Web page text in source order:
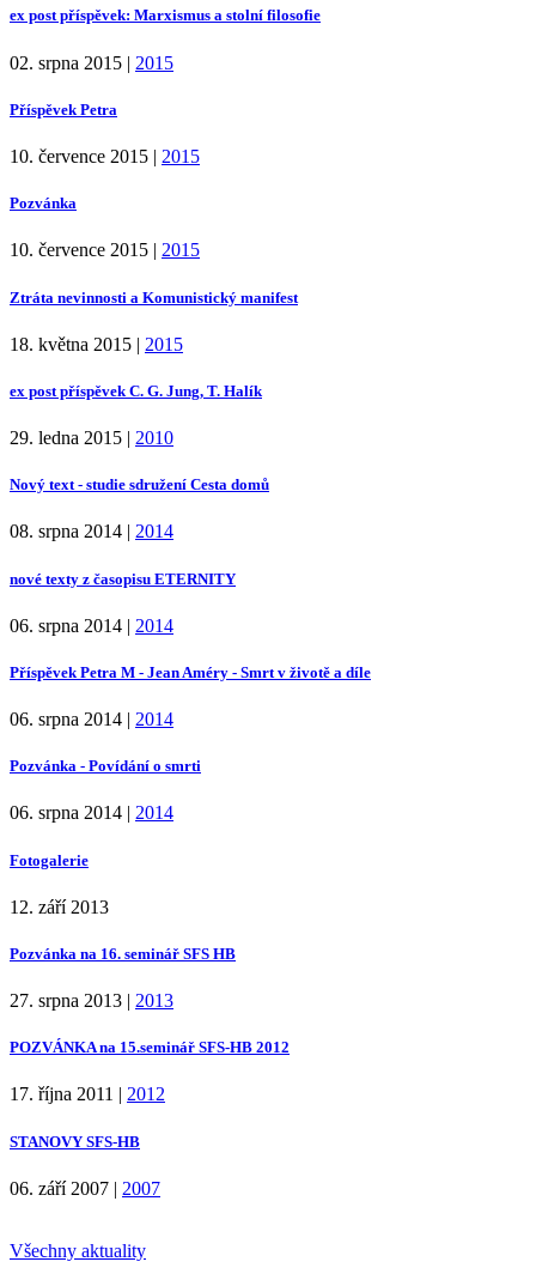
ex post příspěvek: Marxismus a stolní filosofie
02. srpna 2015 | 2015
Příspěvek Petra
10. července 2015 | 2015
Pozvánka
10. července 2015 | 2015
Ztráta nevinnosti a Komunistický manifest
18. května 2015 | 2015
ex post příspěvek C. G. Jung, T. Halík
29. ledna 2015 | 2010
Nový text - studie sdružení Cesta domů
08. srpna 2014 | 2014
nové texty z časopisu ETERNITY
06. srpna 2014 | 2014
Příspěvek Petra M - Jean Améry - Smrt v životě a díle
06. srpna 2014 | 2014
Pozvánka - Povídání o smrti
06. srpna 2014 | 2014
Fotogalerie
12. září 2013
Pozvánka na 16. seminář SFS HB
27. srpna 2013 | 2013
POZVÁNKA na 15.seminář SFS-HB 2012
17. října 2011 | 2012
STANOVY SFS-HB
06. září 2007 | 2007
Všechny aktuality